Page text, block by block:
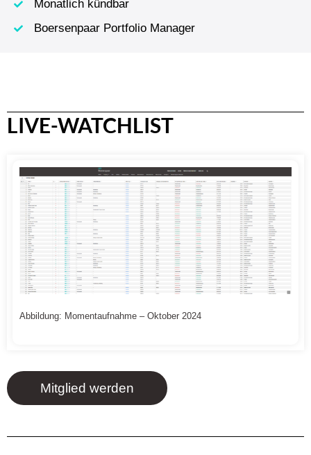
Monatlich kündbar
Boersenpaar Portfolio Manager
LIVE-WATCHLIST
Abbildung: Momentaufnahme – Oktober 2024
Mitglied werden